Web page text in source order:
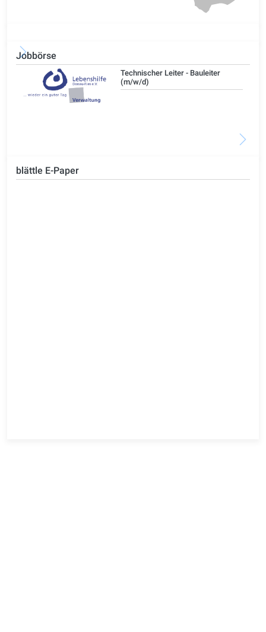
Jobbörse
Technischer Leiter - Bauleiter
(m/w/d)
blättle E-Paper